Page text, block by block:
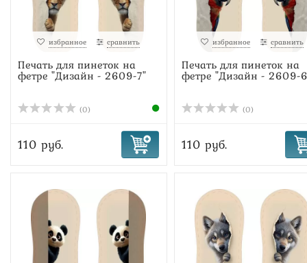
избранное сравнить
Печать для пинеток на
фетре "Дизайн - 2609-7"
(0)
110 руб.
избранное сравнить
Печать для пинеток на
фетре "Дизайн - 2609-
(0)
110 руб.